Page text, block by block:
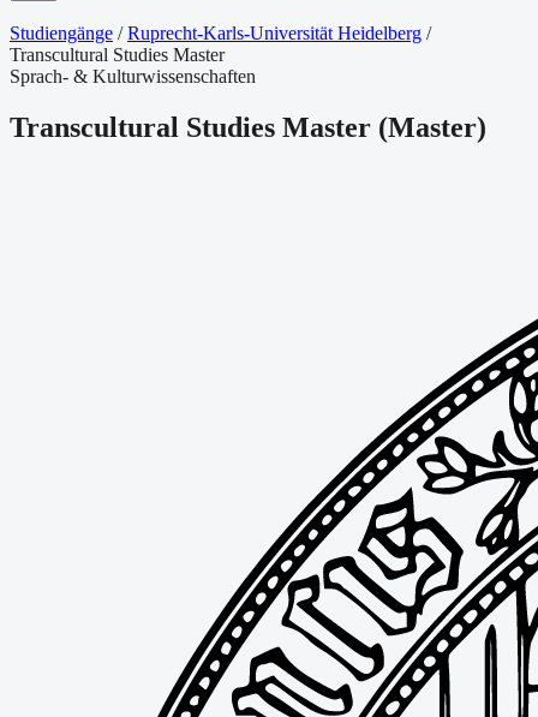
Studiengänge / Ruprecht-Karls-Universität Heidelberg /
Transcultural Studies Master
Sprach- & Kulturwissenschaften
Transcultural Studies Master (Master)